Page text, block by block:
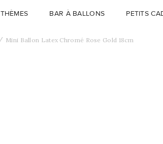
THÈMES BAR À BALLONS PETITS
Mini Ballon Latex Chromé Rose Gold 18cm